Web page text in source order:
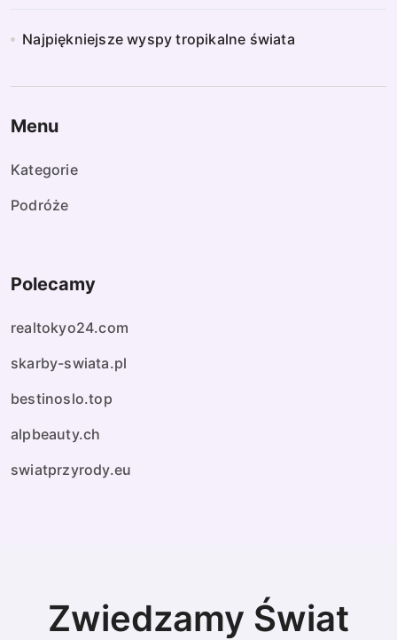
Najpiękniejsze wyspy tropikalne świata
Menu
Kategorie
Podróże
Polecamy
realtokyo24.com
skarby-swiata.pl
bestinoslo.top
alpbeauty.ch
swiatprzyrody.eu
Zwiedzamy Świat